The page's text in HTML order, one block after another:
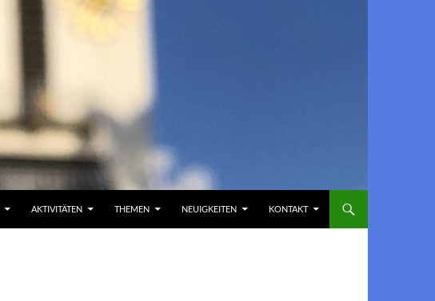
AKTIVITÄTEN THEMEN NEUIGKEITEN KONTAKT